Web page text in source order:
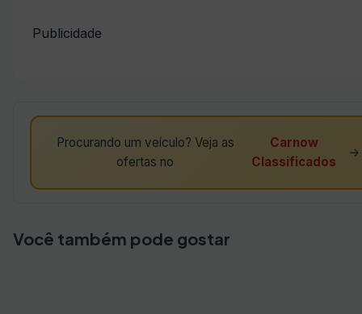
Publicidade
Procurando um veículo? Veja as
ofertas no
Carnow
Classificados
→
Você também pode gostar